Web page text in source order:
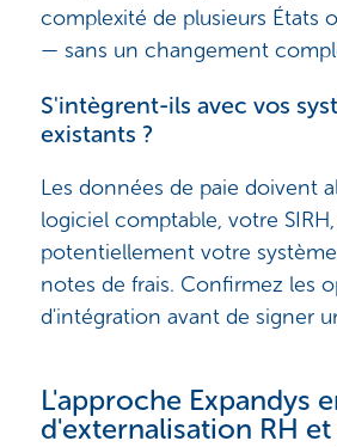
complexité de plusieurs États
— sans un changement
S'intègrent-ils avec vos
existants ?
Les données de paie doivent
logiciel comptable, votre
potentiellement votre
notes de frais. Confirmez les
d'intégration avant de signer
L'approche Expandys
d'externalisation RH et